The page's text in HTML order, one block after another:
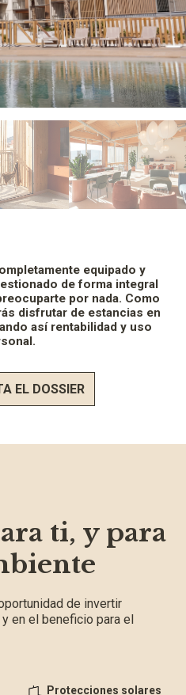
equipado y
de forma integral
por nada. Como
disfrutar de estancias en
así rentabilidad y uso
EL DOSSIER
ti, y para
de invertir
en el beneficio para el
Protecciones solares